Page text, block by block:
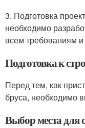
3. Подготовка
необходимо
всем требованиям
Подготовка к
Перед тем, как
бруса, необходимо
Выбор места для